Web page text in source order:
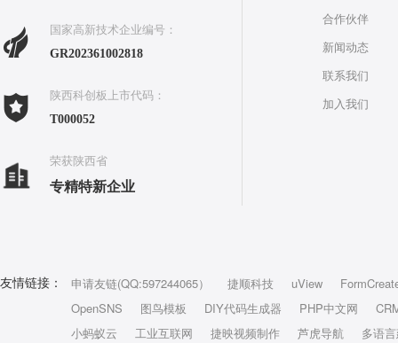
国家高新技术企业编号：
GR202361002818
陕西科创板上市代码：
T000052
荣获陕西省
专精特新企业
合作伙伴
新闻动态
联系我们
加入我们
友情链接： 申请友链(QQ:597244065） 捷顺科技 uView
OpenSNS
图鸟模板 DIY代码生成器 PHP中文网
小蚂蚁云
工业互联网 捷映视频制作 芦虎导航 多语